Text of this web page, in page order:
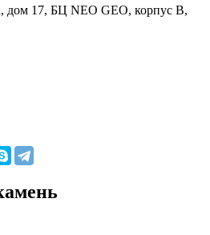
дом 17, БЦ NEO GEO, корпус В,